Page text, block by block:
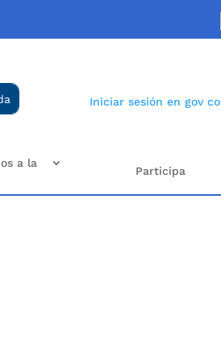
Iniciar sesión en gov co
a la
Participa